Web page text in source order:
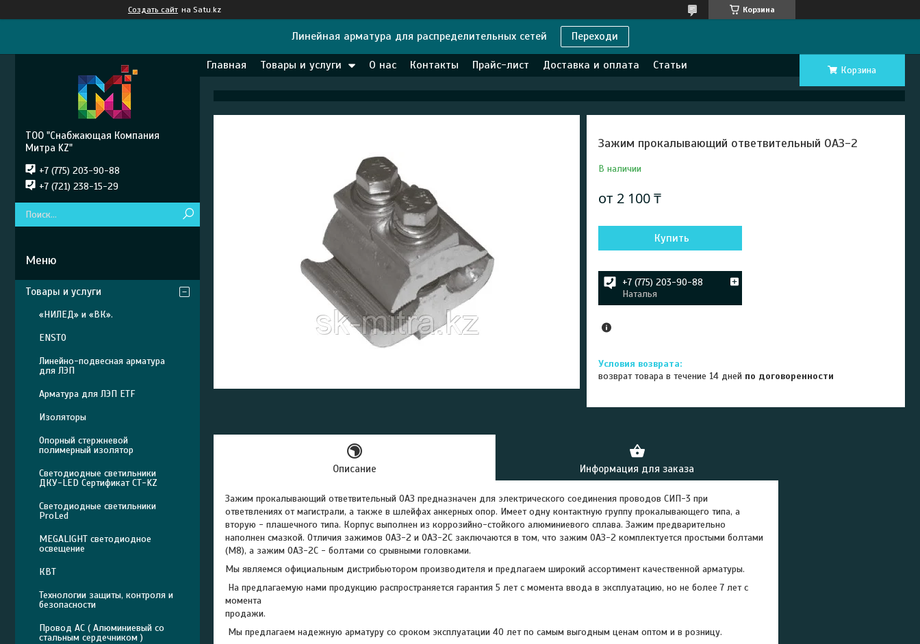
Создать сайт на Satu.kz Корзина
Линейная арматура для распределительных сетей Переходи
Главная Товары и услуги О нас Контакты Прайс-лист Доставка и оплата Статьи Корзина
Зажим прокалывающий ответвительный ОАЗ-2
В наличии
от 2 100 ₸
Купить
+7 (775) 203-90-88
Наталья
возврат товара в течение 14 дней по договоренности
Описание Информация для заказа
Зажим прокалывающий ответвительный ОАЗ предназначен для электрического соединения проводов СИП-3 при
ответвлениях от магистрали, а также в шлейфах анкерных опор. Имеет одну контактную группу прокалывающего типа, а
вторую - плашечного типа. Корпус выполнен из коррозийно-стойкого алюминиевого сплава. Зажим предварительно
наполнен смазкой. Отличия зажимов ОАЗ-2 и ОАЗ-2С заключаются в том, что зажим ОАЗ-2 комплектуется простыми болтами
(М8), а зажим ОАЗ-2С - болтами со срывными головками.
Мы являемся официальным дистрибьютором производителя и предлагаем широкий ассортимент качественной арматуры.
На предлагаемую нами продукцию распространяется гарантия 5 лет с момента ввода в эксплуатацию, но не более 7 лет с
момента
продажи.
Мы предлагаем надежную арматуру со сроком эксплуатации 40 лет по самым выгодным ценам оптом и в розницу.
ТОО "Снабжающая Компания
Митра KZ"
+7 (775) 203-90-88
+7 (721) 238-15-29
Товары и услуги
«НИЛЕД» и «ВК».
ENSTO
Линейно-подвесная арматура
для ЛЭП
Арматура для ЛЭП ETF
Изоляторы
Опорный стержневой
полимерный изолятор
Светодиодные светильники
ДКУ-LED Сертификат СТ-KZ
Светодиодные светильники
ProLed
MEGALIGHT светодиодное
освещение
КВТ
Технологии защиты, контроля и
безопасности
Провод АС ( Алюминиевый со
стальным сердечником )